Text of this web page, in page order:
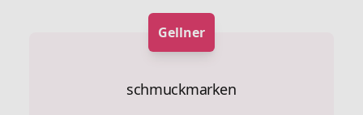
Gellner
schmuckmarken